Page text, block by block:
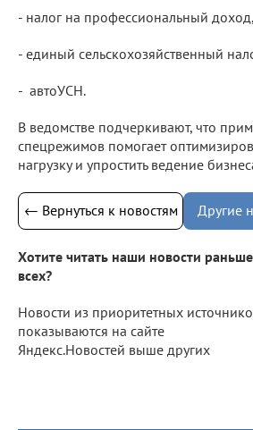
- налог на профессиональный доход,
- единый сельскохозяйственный
- автоУСН.
В ведомстве подчеркивают, что
спецрежимов помогает
нагрузку и упростить ведение
← Вернуться к новостям Другие
Хотите читать наши новости раньше
всех?
Новости из приоритетных
показываются на сайте
Яндекс.Новостей выше других